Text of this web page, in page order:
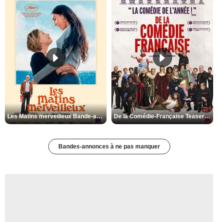
Les Matins merveilleux Bande-annonce VF De la Comédie-Française Teaser VF
Bandes-annonces à ne pas manquer